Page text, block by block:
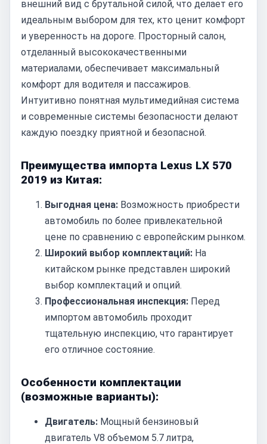
внешний вид с брутальной силой, что делает его
идеальным выбором для тех, кто ценит комфорт
и уверенность на дороге. Просторный салон,
отделанный высококачественными
материалами, обеспечивает максимальный
комфорт для водителя и пассажиров.
Интуитивно понятная мультимедийная система
и современные системы безопасности делают
каждую поездку приятной и безопасной.
Преимущества импорта Lexus LX 570
2019 из Китая:
Выгодная цена: Возможность приобрести
автомобиль по более привлекательной
цене по сравнению с европейским рынком.
Широкий выбор комплектаций: На
китайском рынке представлен широкий
выбор комплектаций и опций.
Профессиональная инспекция: Перед
импортом автомобиль проходит
тщательную инспекцию, что гарантирует
его отличное состояние.
Особенности комплектации
(возможные варианты):
Двигатель: Мощный бензиновый
двигатель V8 объемом 5.7 литра,